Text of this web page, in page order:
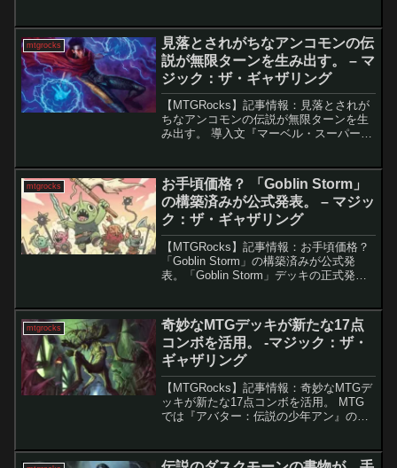
が終了し、全カードが公開されました。
本セットは全...
mtgrocks
見落とされがちなアンコモンの伝
説が無限ターンを生み出す。 – マ
ジック：ザ・ギャザリング
【MTGRocks】記事情報：見落とされが
ちなアンコモンの伝説が無限ターンを生
み出す。 導入文『マーベル・スーパーヒ
であり、多くの統率者候補が生まれてい
る。その中でも「...
mtgrocks
お手頃価格？ 「Goblin Storm」
の構築済みが公式発表。 – マジッ
ク：ザ・ギャザリング
【MTGRocks】記事情報：お手頃価格？
「Goblin Storm」の構築済みが公式発
表。「Goblin Storm」デッキの正式発表
mtgrocks
奇妙なMTGデッキが新たな17点
コンボを活用。 -マジック：ザ・
ギャザリング
【MTGRocks】記事情報：奇妙なMTGデ
ッキが新たな17点コンボを活用。 MTG
では『アバター：伝説の少年アン』のプ
止改定も間近に控える中、レガシーフォ